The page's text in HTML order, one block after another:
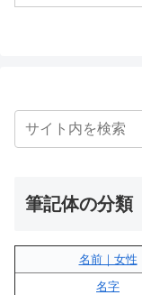
筆記体の分類
名前｜女性
名字